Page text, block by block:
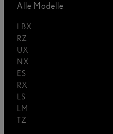
Alle Modelle
LBX
RZ
UX
NX
ES
RX
LS
LM
TZ